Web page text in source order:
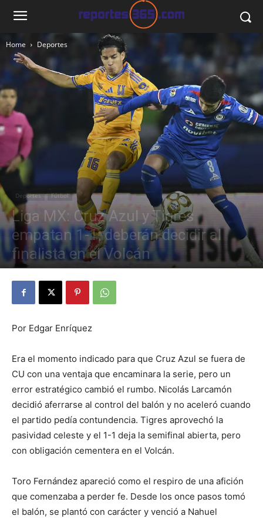
Home Deportes
Deportes Fútbol
Liga MX: Cruz Azul y Tigres
empatan 1-1; deberán decidir al
finalista en el Volcán
Por Edgar Enríquez
Era el momento indicado para que Cruz Azul se fuera de
CU con una ventaja que encaminara la serie, pero un
error estratégico cambió el rumbo. Nicolás Larcamón
decidió aferrarse al control del balón y no aceleró cuando
el partido pedía contundencia. Tigres aprovechó la
pasividad celeste y el 1-1 deja la semifinal abierta, pero
con obligación cementera en el Volcán.
Toro Fernández apareció como el respiro de una afición
que comenzaba a perder fe. Desde los once pasos tomó
el balón, se plantó con carácter y venció a Nahuel